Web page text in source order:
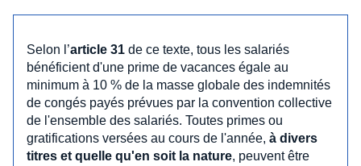
Selon l’article 31 de ce texte, tous les salariés
bénéficient d'une prime de vacances égale au
minimum à 10 % de la masse globale des indemnités
de congés payés prévues par la convention collective
de l'ensemble des salariés. Toutes primes ou
gratifications versées au cours de l'année, à divers
titres et quelle qu'en soit la nature, peuvent être